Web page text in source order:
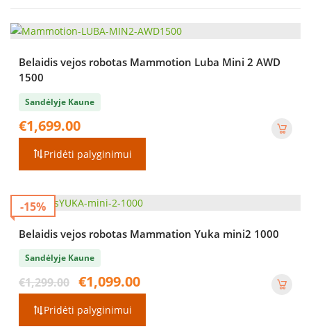
Belaidis vejos robotas Mammotion Luba Mini 2 AWD
1500
Sandėlyje Kaune
€1,699.00
Pridėti palyginimui
-15%
Belaidis vejos robotas Mammation Yuka mini2 1000
Sandėlyje Kaune
€1,299.00
Original
price
was:
€1,299.00.
€1,099.00
Pridėti palyginimui